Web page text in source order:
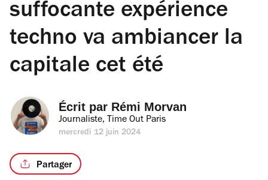
suffocante expérience
techno va ambiancer la
capitale cet été
Écrit par Rémi Morvan
Journaliste, Time Out Paris
mercredi 12 juin 2024
Partager